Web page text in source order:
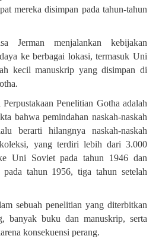
mereka disimpan pada tahun-tahun
Jerman menjalankan kebijakan
ke berbagai lokasi, termasuk Uni
kecil manuskrip yang disimpan di
.
Penelitian Gotha adalah
bahwa pemindahan naskah-naskah
berarti hilangnya naskah-naskah
yang terdiri lebih dari 3.000
Uni Soviet pada tahun 1946 dan
tahun 1956, tiga tahun setelah
sebuah penelitian yang diterbitkan
banyak buku dan manuskrip, serta
konsekuensi perang.